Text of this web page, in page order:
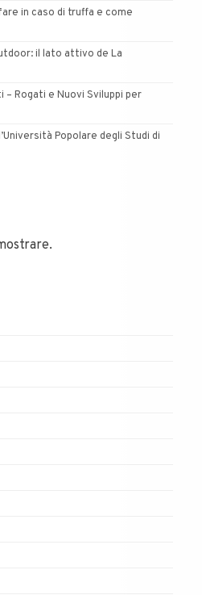
in caso di truffa e come
il lato attivo de La
Rogati e Nuovi Sviluppi per
Popolare degli Studi di